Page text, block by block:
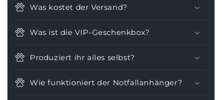
Was kostet der Versand?
Was ist die VIP-Geschenkbox?
Produziert ihr alles selbst?
Wie funktioniert der Notfallanhänger?